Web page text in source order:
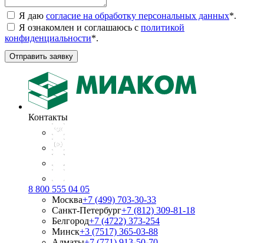
Я даю согласие на обработку персональных данных*.
Я ознакомлен и соглашаюсь с политикой
конфиденциальности*.
Отправить заявку
Контакты
8 800 555 04 05
Москва+7 (499) 703-30-33
Санкт-Петербург+7 (812) 309-81-18
Белгород+7 (4722) 373-254
Минск+3 (7517) 365-03-88